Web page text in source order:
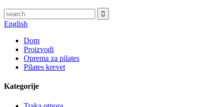
English
Dom
Proizvodi
Oprema za pilates
Pilates krevet
Kategorije